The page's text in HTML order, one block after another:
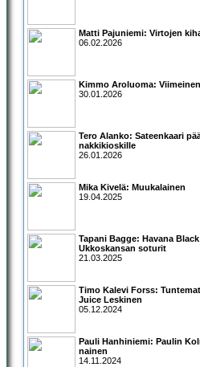
Matti Pajuniemi: Virtojen
06.02.2026
Kimmo Aroluoma:
30.01.2026
Tero Alanko: Sateenkaari
nakkikioskille
26.01.2026
Mika Kivelä: Muukalainen
19.04.2025
Tapani Bagge: Havana
Ukkoskansan soturit
21.03.2025
Timo Kalevi Forss:
Juice Leskinen
05.12.2024
Pauli Hanhiniemi: Paulin
nainen
14.11.2024